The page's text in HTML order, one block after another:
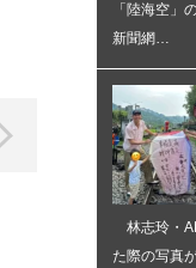
「陸海空」
新聞網…
林志玲・
た際の写真